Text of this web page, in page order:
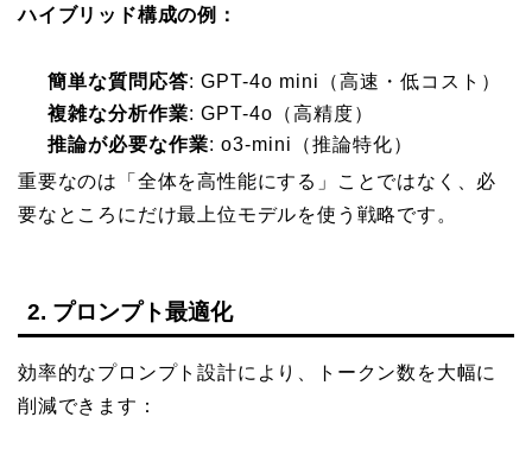
ハイブリッド構成の例：
簡単な質問応答: GPT-4o mini（高速・低コスト）
複雑な分析作業: GPT-4o（高精度）
推論が必要な作業: o3-mini（推論特化）
重要なのは「全体を高性能にする」ことではなく、必
要なところにだけ最上位モデルを使う戦略です。
2. プロンプト最適化
効率的なプロンプト設計により、トークン数を大幅に
削減できます：